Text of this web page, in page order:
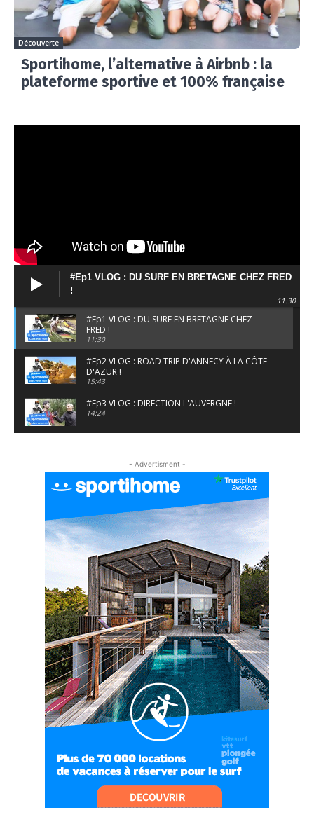
Découverte
Sportihome, l’alternative à Airbnb : la
plateforme sportive et 100% française
#Ep1 VLOG : DU SURF EN BRETAGNE CHEZ FRED
!
11:30
#Ep1 VLOG : DU SURF EN BRETAGNE CHEZ
FRED !
11:30
#Ep2 VLOG : ROAD TRIP D'ANNECY À LA CÔTE
D'AZUR !
15:43
#Ep3 VLOG : DIRECTION L'AUVERGNE !
14:24
#EP6 VLOG : SKI & RANDONNÉE DANS LES
ALPES
#EP7 VLOG : DE LA RAQUETTE EN PLEIN MILIEU
DU BEAUFORTAIN
04:09
#Ep8 VLOG : DÉCOUVERTE DU VERCORS ET DU
BASSIN GRENOBLOIS !
09:04
#Ep9 VLOG : UN SPORTIHOME CHEZ
SPORTIHOME !
07:21
#Ep10 VLOG : UN SEJOUR SPORTIF PROCHE DE
PARIS !
07:37
#Ep11 VLOG : SÉJOUR AU BORD DE LA SAÔNE
ET AU LAC D’AIGUEBELETTE
05:55
#Ep12 VLOG : ANNECY, ENTRE LAC ET
06:26
UN SÉJOUR SPORT & NATURE
07:19
- Advertisment -